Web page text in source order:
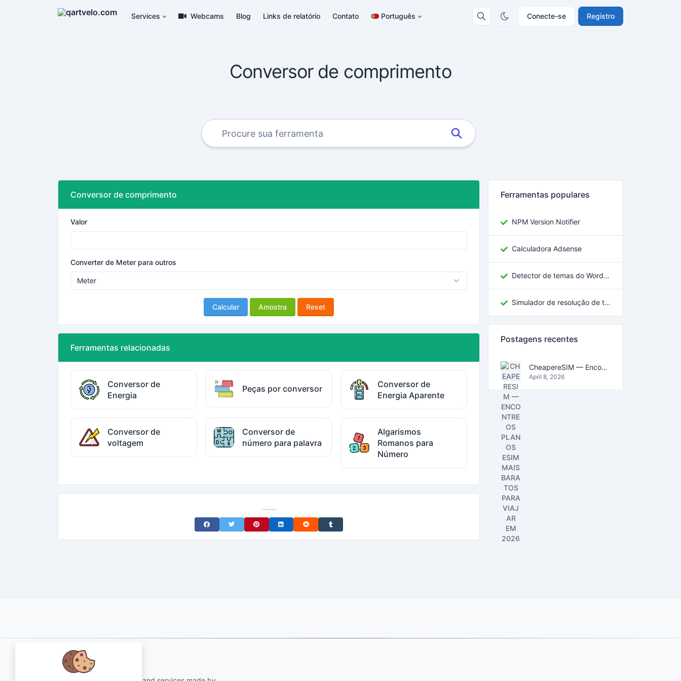
Conecte-se Registro
Services Webcams Blog Links de relatório Contato Português
Conversor de comprimento
Conversor de comprimento
Valor
Converter de Meter para outros
Calcular Amostra Reset
Ferramentas relacionadas
Conversor de
Energia
Peças por conversor
Conversor de
Energia Aparente
Conversor de
voltagem
Conversor de
número para palavra
Algarismos
Romanos para
Número
Share on Facebook
Share on TwitterShare on Pinterest
Share on LinkedIn
Share on RedditShare on Tumblr
Ferramentas populares
NPM Version Notifier
Calculadora Adsense
Detector de temas do WordPress
Simulador de resolução de tela
Postagens recentes
CheapereSIM — Encontre os planos eSIM mais baratos para viajar em 2026
April 8, 2026
About Us